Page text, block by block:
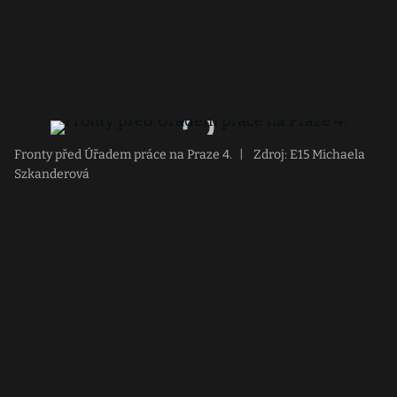
Fronty před Úřadem práce na Praze 4.
Zdroj: E15 Michaela
Szkanderová